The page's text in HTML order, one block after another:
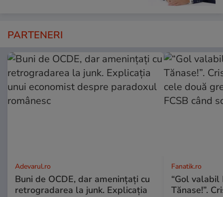
PARTENERI
Adevarul.ro
Buni de OCDE, dar amenințați cu
retrogradarea la junk. Explicația
Fanatik.ro
“Gol
Tănase!”.